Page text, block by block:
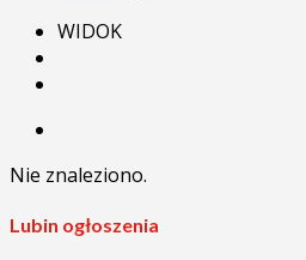
WIDOK
Nie znaleziono.
Lubin ogłoszenia